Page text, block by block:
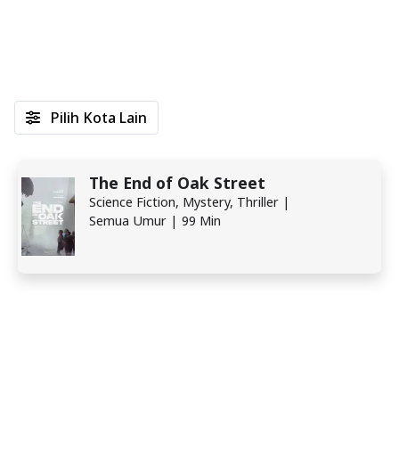
The End of Oak Street
Science Fiction, Mystery, Thriller |
Semua Umur | 99 Min
Pilih Kota Lain